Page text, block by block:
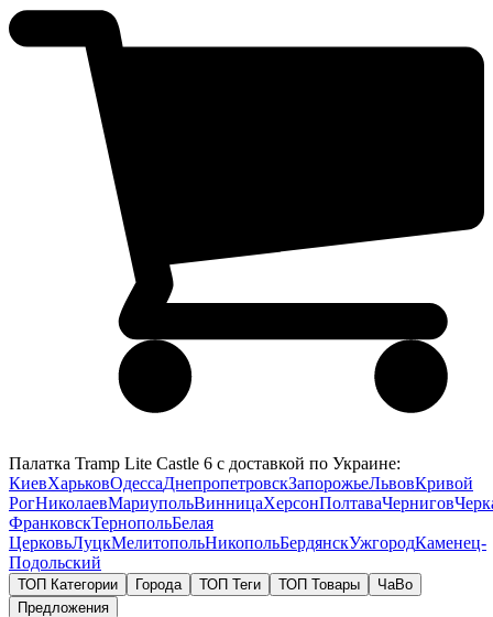
Палатка Tramp Lite Castle 6 с доставкой по Украине:
КиевХарьковОдессаДнепропетровскЗапорожьеЛьвовКривой
РогНиколаевМариупольВинницаХерсонПолтаваЧернигов
ФранковскТернопольБелая
ЦерковьЛуцкМелитопольНикопольБердянскУжгородКаменец-
Подольский
ТОП Категории Города ТОП Теги ТОП Товары
ЧаВо
Предложения